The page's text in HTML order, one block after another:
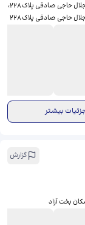
تهران، ، نارمک میدان هفت حوض پایین تر از سون سنتر خیابان، جلال حاجی صادقی پلاک ۲۲۸،
حاجی صادقی پلاک ۲۲۸
بیشتر
گزارش
بخت آزاد